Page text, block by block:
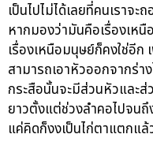
เป็นไปไม่ได้เลยที่คนเราจ
หากมองว่ามันคือเรื่องเหนื
เรื่องเหนือมนุษย์ก็คงใช่อีก
สามารถเอาหัวออกจากร่
กระสือนั้นจะมีส่วนหัวและ
ยาวตั้งแต่ช่วงลำคอไปจนถึ
แค่คิดก็งงเป็นไก่ตาแตกแล้